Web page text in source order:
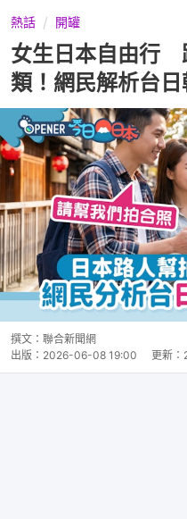
熱話 開罐
女生日本自由行
類！網民解析台
撰文： 聯合新聞網
出版： 2026-06-08 19:00 更新：